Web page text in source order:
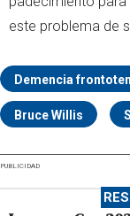
este problema de
Demencia
Bruce Willis
PUBLICIDAD